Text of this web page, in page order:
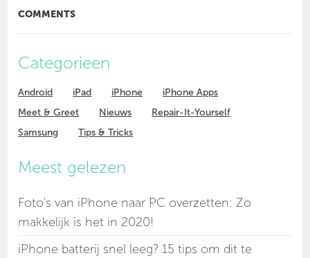
COMMENTS
Categorieen
Android iPad iPhone
iPhone Apps
Meet & Greet
Nieuws
Repair-It-Yourself
Samsung
Tips & Tricks
Meest gelezen
Foto's van iPhone naar PC overzetten: Zo
makkelijk is het in 2020!
iPhone batterij snel leeg? 15 tips om dit te